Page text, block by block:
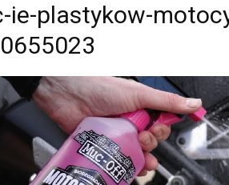
ie-plastykow-